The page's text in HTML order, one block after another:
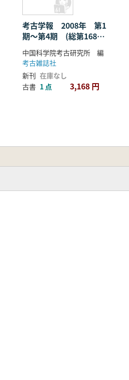
考古学報 2008年 第1
期〜第4期 (総第168〜
171冊) 4冊セット
中国科学院考古研究所 編
考古雑誌社
新刊 在庫なし
古書 1 点 3,168 円